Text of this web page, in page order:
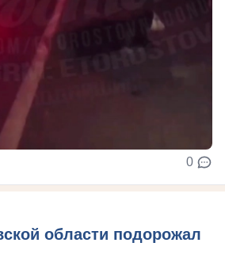
0
области подорожал